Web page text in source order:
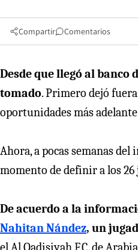
Compartir Comentarios
Desde que llegó al banco
tomado. Primero dejó
oportunidades más
Ahora, a pocas semanas
momento de definir a los
De acuerdo a la
Nahitan Nández, un
el Al Qadisiyah F.C. de